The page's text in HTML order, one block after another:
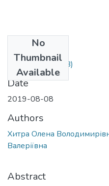
No
Thumbnail
Available
38.pdf(680.52 KB)
Date
2019-08-08
Authors
Хитра Олена
Валеріївна
Abstract